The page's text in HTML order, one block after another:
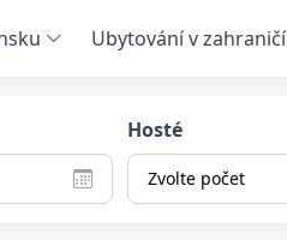
Ubytování v zahraničí
Hosté
Zvolte počet